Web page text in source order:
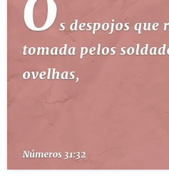
ESTUDOS BÍBLICOS
ESBOÇOS DE PREGAÇÃO
PERGUNTE À BÍBLIA